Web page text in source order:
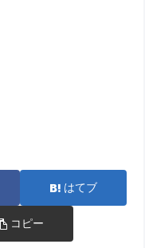
はてブ
コピー